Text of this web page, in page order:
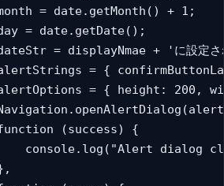
= date.getMonth() + 1;
= date.getDate();
= displayNmae + 'に設定
= {
= { height: 200,
(success) {
console.log("Alert dialog